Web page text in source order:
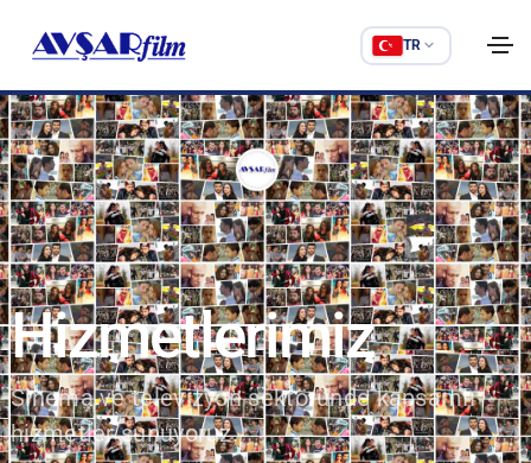
TR
Hizmetlerimiz
Sinema ve televizyon sektöründe kapsamlı
hizmetler sunuyoruz.